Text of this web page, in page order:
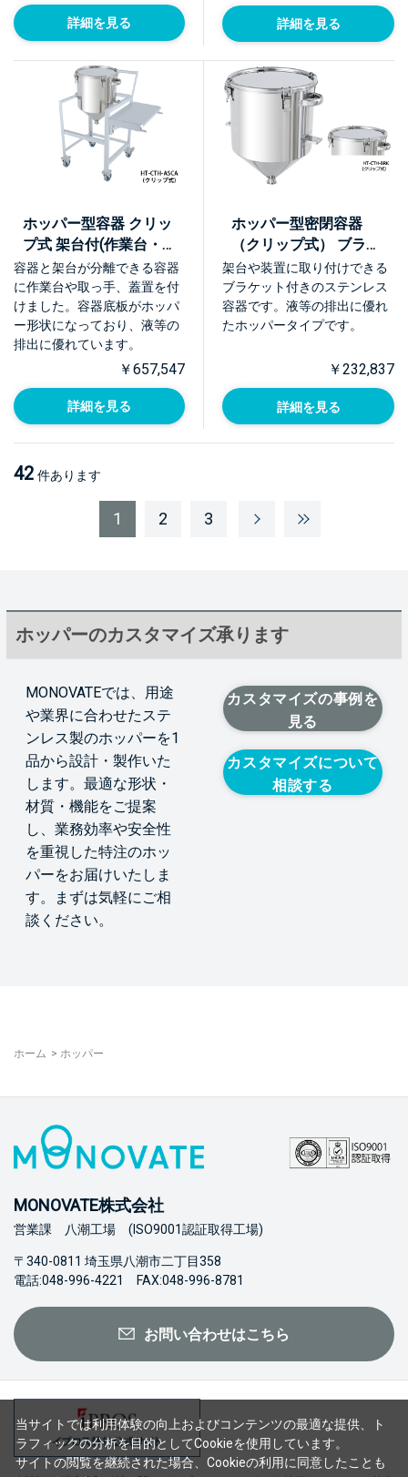
詳細を見る 詳細を見る
ホッパー型容器 クリッ
プ式 架台付(作業台・
取っ手・蓋置付)【HT-
CTH-ASCA】
容器と架台が分離できる容器
に作業台や取っ手、蓋置を付
けました。容器底板がホッパ
ー形状になっており、液等の
排出に優れています。
￥657,547
詳細を見る
ホッパー型密閉容器
（クリップ式） ブラケ
ット付【HT-CTH-
BRK】
架台や装置に取り付けできる
ブラケット付きのステンレス
容器です。液等の排出に優れ
たホッパータイプです。
￥232,837
詳細を見る
42 件あります
1 2 3
ホッパーのカスタマイズ承ります
MONOVATEでは、用途
や業界に合わせたステ
ンレス製のホッパーを1
品から設計・製作いた
します。最適な形状・
材質・機能をご提案
し、業務効率や安全性
を重視した特注のホッ
パーをお届けいたしま
す。まずは気軽にご相
談ください。
カスタマイズの事例を
見る
カスタマイズについて
相談する
ホーム > ホッパー
MONOVATE株式会社
営業課 八潮工場 (ISO9001認証取得工場)
〒340-0811 埼玉県八潮市二丁目358
電話:048-996-4221 FAX:048-996-8781
お問い合わせはこちら
当サイトでは利用体験の向上およびコンテンツの最適な提供、ト
ラフィックの分析を目的としてCookieを使用しています。
サイトの閲覧を継続された場合、Cookieの利用に同意したことも